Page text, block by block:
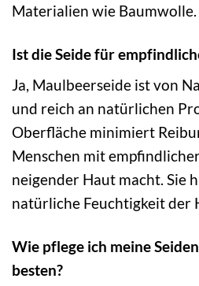
Materialien wie Baumwolle.
Ist die Seide für
Ja, Maulbeerseide ist von
und reich an natürlichen
Oberfläche minimiert
Menschen mit
neigender Haut macht. Sie
natürliche Feuchtigkeit der
Wie pflege ich meine
besten?